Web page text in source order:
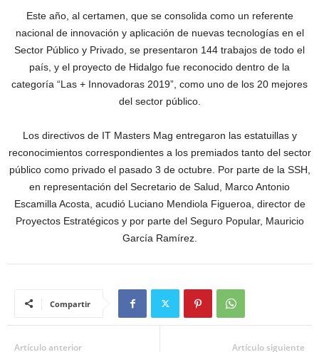
Este año, al certamen, que se consolida como un referente
nacional de innovación y aplicación de nuevas tecnologías en el
Sector Público y Privado, se presentaron 144 trabajos de todo el
país, y el proyecto de Hidalgo fue reconocido dentro de la
categoría “Las + Innovadoras 2019”, como uno de los 20 mejores
del sector público.
Los directivos de IT Masters Mag entregaron las estatuillas y
reconocimientos correspondientes a los premiados tanto del sector
público como privado el pasado 3 de octubre. Por parte de la SSH,
en representación del Secretario de Salud, Marco Antonio
Escamilla Acosta, acudió Luciano Mendiola Figueroa, director de
Proyectos Estratégicos y por parte del Seguro Popular, Mauricio
García Ramírez.
Compartir
Artículo anterior Artículo siguiente